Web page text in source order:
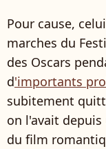
Pour cause,
marches du
des Oscars
d'importants
subitement
on l'avait
du film